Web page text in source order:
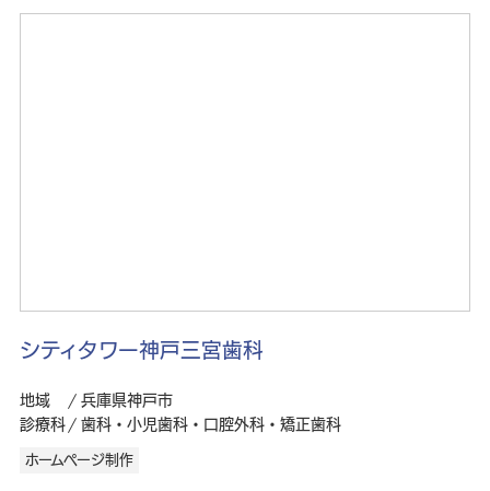
シティタワー神戸三宮歯科
地域
兵庫県神戸市
診療科
歯科・小児歯科・口腔外科・矯正歯科
ホームページ制作